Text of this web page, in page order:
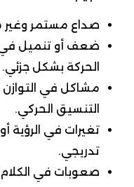
صداع مستمر وغير
ضعف أو تنميل في
الحركة بشكل جزئي.
مشاكل في
التنسيق الحركي.
تغيرات في الرؤية
تدريجي.
صعوبات في الكلام